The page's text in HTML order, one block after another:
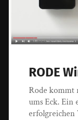
RODE
Rode kommt
ums Eck. Ein
erfolgreichen